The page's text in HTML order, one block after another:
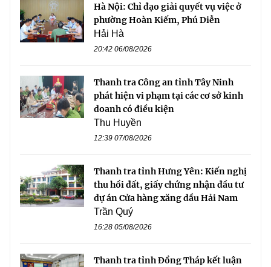
Hà Nội: Chỉ đạo giải quyết vụ việc ở
phường Hoàn Kiếm, Phú Diễn
Hải Hà
20:42 06/08/2026
Thanh tra Công an tỉnh Tây Ninh
phát hiện vi phạm tại các cơ sở kinh
doanh có điều kiện
Thu Huyền
12:39 07/08/2026
Thanh tra tỉnh Hưng Yên: Kiến nghị
thu hồi đất, giấy chứng nhận đầu tư
dự án Cửa hàng xăng dầu Hải Nam
Trần Quý
16:28 05/08/2026
Thanh tra tỉnh Đồng Tháp kết luận